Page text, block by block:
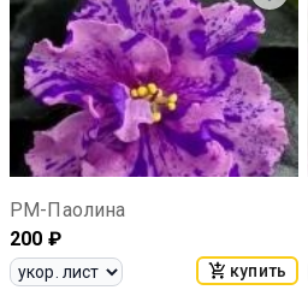
РМ-Паолина
200 ₽
купить